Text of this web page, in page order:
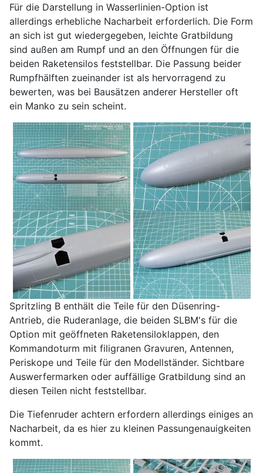
Für die Darstellung in Wasserlinien-Option ist
allerdings erhebliche Nacharbeit erforderlich. Die Form
an sich ist gut wiedergegeben, leichte Gratbildung
sind außen am Rumpf und an den Öffnungen für die
beiden Raketensilos feststellbar. Die Passung beider
Rumpfhälften zueinander ist als hervorragend zu
bewerten, was bei Bausätzen anderer Hersteller oft
ein Manko zu sein scheint.
Spritzling B enthält die Teile für den Düsenring-
Antrieb, die Ruderanlage, die beiden SLBM's für die
Option mit geöffneten Raketensiloklappen, den
Kommandoturm mit filigranen Gravuren, Antennen,
Periskope und Teile für den Modellständer. Sichtbare
Auswerfermarken oder auffällige Gratbildung sind an
diesen Teilen nicht feststellbar.
Die Tiefenruder achtern erfordern allerdings einiges an
Nacharbeit, da es hier zu kleinen Passungenauigkeiten
kommt.